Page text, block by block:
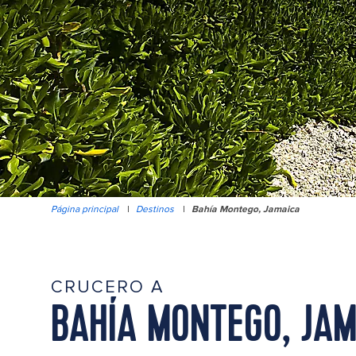
Página principal | Destinos | Bahía Montego, Jamaica
CRUCERO A
BAHÍA MONTEGO,